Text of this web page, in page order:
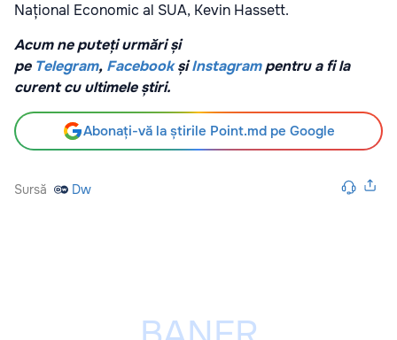
Național Economic al SUA, Kevin Hassett.
Acum ne puteți urmări și
pe Telegram, Facebook șiInstagrampentru a fi la
curent cu ultimele știri.
Abonați-vă la știrile Point.md pe Google
Sursă Dw